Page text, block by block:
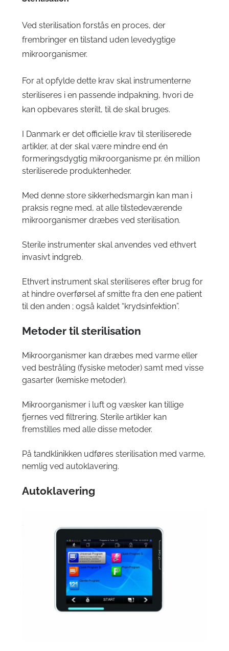
Ved sterilisation forstås en proces, der
frembringer en tilstand uden levedygtige
mikroorganismer.
For at opfylde dette krav skal instrumenterne
steriliseres i en passende indpakning, hvori de
kan opbevares sterilt, til de skal bruges.
I Danmark er det officielle krav til steriliserede
artikler, at der skal være mindre end én
formeringsdygtig mikroorganisme pr. én million
steriliserede produktenheder.
Med denne store sikkerhedsmargin kan man i
praksis regne med, at alle tilstedeværende
mikroorganismer dræbes ved sterilisation.
Sterile instrumenter skal anvendes ved ethvert
invasivt indgreb.
Ethvert instrument skal steriliseres efter brug for
at hindre overførsel af smitte fra den ene patient
til den anden ; også kaldet “krydsinfektion”.
Metoder til sterilisation
Mikroorganismer kan dræbes med varme eller
ved bestråling (fysiske metoder) samt med visse
gasarter (kemiske metoder).
Mikroorganismer i luft og væsker kan tillige
fjernes ved filtrering. Sterile artikler kan
fremstilles med alle disse metoder.
På tandklinikken udføres sterilisation med varme,
nemlig ved autoklavering.
Autoklavering